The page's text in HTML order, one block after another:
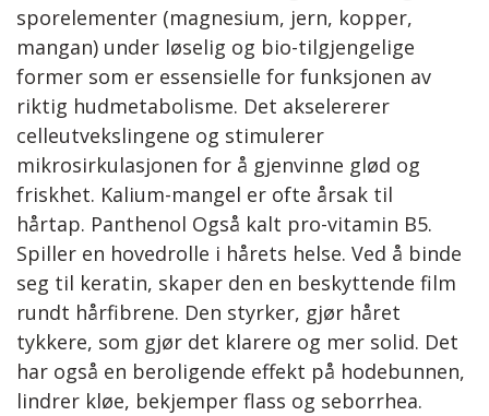
sporelementer (magnesium, jern, kopper,
mangan) under løselig og bio-tilgjengelige
former som er essensielle for funksjonen av
riktig hudmetabolisme. Det akselererer
celleutvekslingene og stimulerer
mikrosirkulasjonen for å gjenvinne glød og
friskhet. Kalium-mangel er ofte årsak til
hårtap. Panthenol Også kalt pro-vitamin B5.
Spiller en hovedrolle i hårets helse. Ved å binde
seg til keratin, skaper den en beskyttende film
rundt hårfibrene. Den styrker, gjør håret
tykkere, som gjør det klarere og mer solid. Det
har også en beroligende effekt på hodebunnen,
lindrer kløe, bekjemper flass og seborrhea.